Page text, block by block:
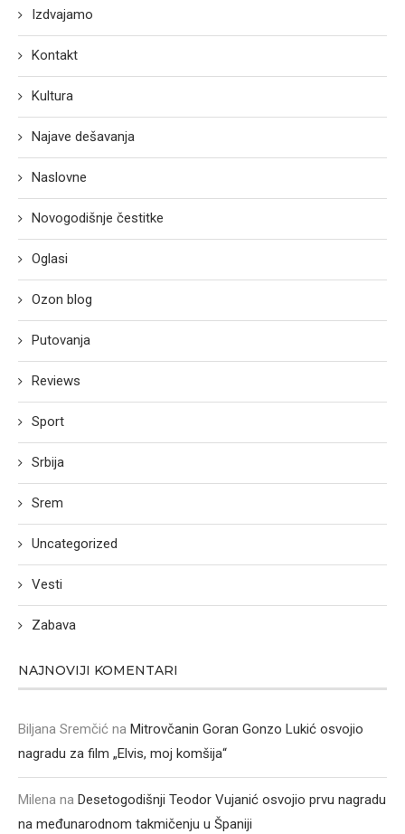
Izdvajamo
Kontakt
Kultura
Najave dešavanja
Naslovne
Novogodišnje čestitke
Oglasi
Ozon blog
Putovanja
Reviews
Sport
Srbija
Srem
Uncategorized
Vesti
Zabava
NAJNOVIJI KOMENTARI
Biljana Sremčić na Mitrovčanin Goran Gonzo Lukić osvojio
nagradu za film „Elvis, moj komšija“
Milena na Desetogodišnji Teodor Vujanić osvojio prvu nagradu
na međunarodnom takmičenju u Španiji